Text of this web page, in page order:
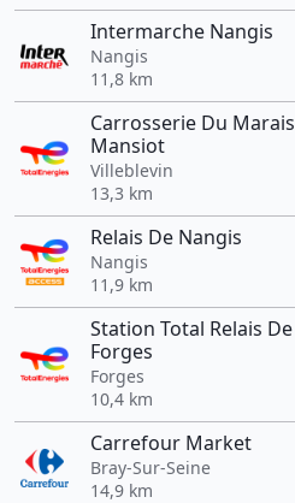
Intermarche Nangis
Nangis
11,8 km
Carrosserie Du Marais
Mansiot
Villeblevin
13,3 km
Relais De Nangis
Nangis
11,9 km
Station Total Relais De
Forges
Forges
10,4 km
Carrefour Market
Bray-Sur-Seine
14,9 km